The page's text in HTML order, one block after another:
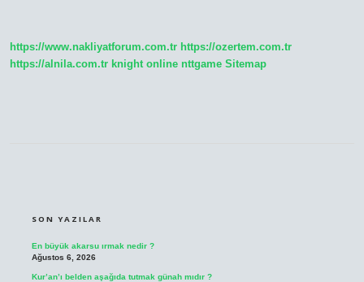
https://www.nakliyatforum.com.tr https://ozertem.com.tr
https://alnila.com.tr knight online nttgame Sitemap
SON YAZILAR
En büyük akarsu ırmak nedir ?
Ağustos 6, 2026
Kur’an’ı belden aşağıda tutmak günah mıdır ?